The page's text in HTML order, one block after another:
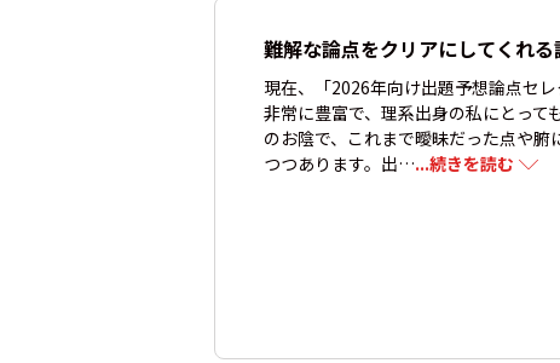
難解な論点をクリアにしてくれる
現在、「2026年向け出題予想論点セ
非常に豊富で、理系出身の私にとって
のお陰で、これまで曖昧だった点や
つつあります。出…...続きを読む